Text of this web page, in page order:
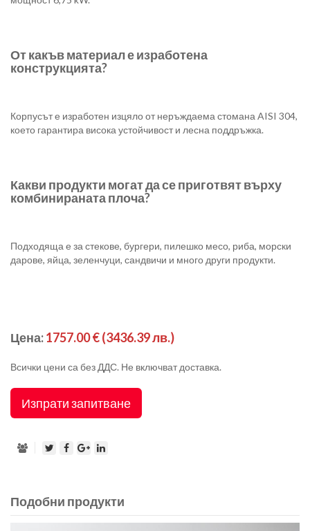
От какъв материал е изработена
конструкцията?
Корпусът е изработен изцяло от неръждаема стомана AISI 304,
което гарантира висока устойчивост и лесна поддръжка.
Какви продукти могат да се приготвят върху
комбинираната плоча?
Подходяща е за стекове, бургери, пилешко месо, риба, морски
дарове, яйца, зеленчуци, сандвичи и много други продукти.
Цена:1757.00 €(3436.39 лв.)
Всички цени са без ДДС. Не включват доставка.
Изпрати запитване
Подобни продукти